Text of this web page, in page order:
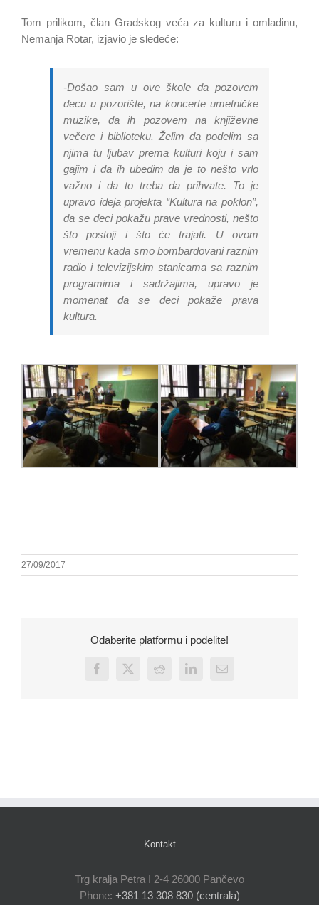
Tom prilikom, član Gradskog veća za kulturu i omladinu,
Nemanja Rotar, izjavio je sledeće:
-Došao sam u ove škole da pozovem
decu u pozorište, na koncerte umetničke
muzike, da ih pozovem na književne
večere i biblioteku. Želim da podelim sa
njima tu ljubav prema kulturi koju i sam
gajim i da ih ubedim da je to nešto vrlo
važno i da to treba da prihvate. To je
upravo ideja projekta “Kultura na poklon”,
da se deci pokažu prave vrednosti, nešto
što postoji i što će trajati. U ovom
vremenu kada smo bombardovani raznim
radio i televizijskim stanicama sa raznim
programima i sadržajima, upravo je
momenat da se deci pokaže prava
kultura.
27/09/2017
Odaberite platformu i podelite!
Facebook
X Reddit LinkedInEmail
Kontakt
Trg kralja Petra I 2-4 26000 Pančevo
Phone: +381 13 308 830 (centrala)